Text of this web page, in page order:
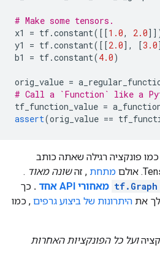
# Make some tensors.
x1 = tf.constant([[1.0, 2.0
y1 = tf.constant([[2.0], [3.0
b1 = tf.constant(4.0)
orig_value =
# Call a `Function` like a
tf_function_value =
assert(orig_value ==
פונקציה רגילה שאתה כותב
מתחת , זהשונה מאוד .
tf.Graph מאחורי API אחד . כך
את היתרונות של ביצוע גרפים , כמו
ועל כל הפונקציות האחרות